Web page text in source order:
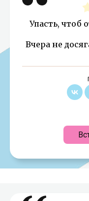
Упасть, чтоб
Вчера не